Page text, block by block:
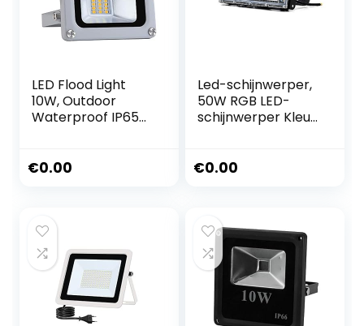
LED Flood Light
10W, Outdoor
Waterproof IP65
Wandlamp 50.000
Buitenmuur,
Billboard etc.
€0.00
Led-schijnwerper,
50W RGB LED-
schijnwerper Kleur
reflector
Tuinlamp
Verlichting
Buitenlicht voor
garage, tuin,
Eenvoudig te
installeren
€0.00